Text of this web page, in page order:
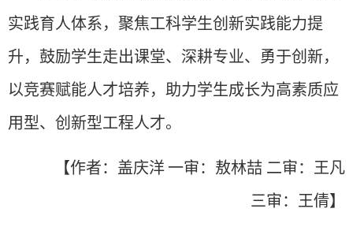
实践育人体系，聚焦工科学生创新实践能力提
升，鼓励学生走出课堂、深耕专业、勇于创新，
以竞赛赋能人才培养，助力学生成长为高素质应
用型、创新型工程人才。
【作者：盖庆洋一审：敖林喆 二审： 王凡
三审： 王倩】